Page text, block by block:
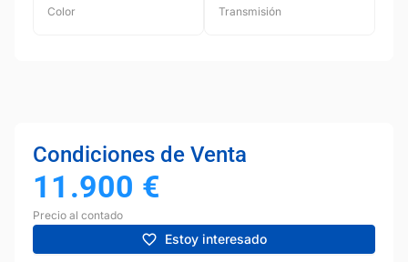
Color Transmisión
Condiciones de Venta
11.900 €
Precio al contado
Estoy interesado